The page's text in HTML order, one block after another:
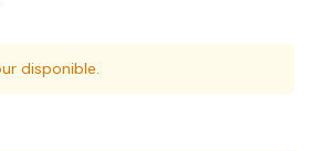
disponible.